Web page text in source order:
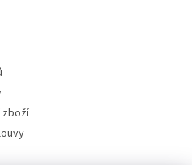
zboží